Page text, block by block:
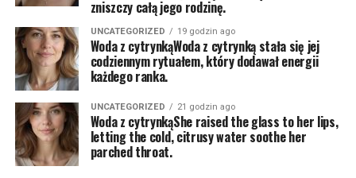
zniszczy całą jego rodzinę.
UNCATEGORIZED 19 godzin ago
Woda z cytrynkąWoda z cytrynką stała się jej
codziennym rytuałem, który dodawał energii
każdego ranka.
UNCATEGORIZED 21 godzin ago
Woda z cytrynkąShe raised the glass to her lips,
letting the cold, citrusy water soothe her
parched throat.